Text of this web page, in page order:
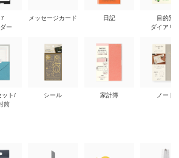
ー
ット/
筒
メッセージカード
シール
日記
家計簿
目的別
ダイアリ
ノート